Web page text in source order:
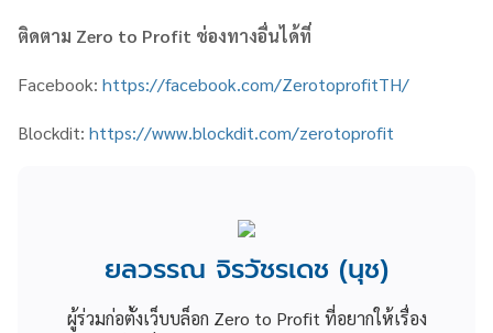
ติดตาม Zero to Profit ช่องทางอื่นได้ที่
Facebook: https://facebook.com/ZerotoprofitTH/
Blockdit: https://www.blockdit.com/zerotoprofit
ยลวรรณ จิรวัชรเดช (นุช)
ผู้ร่วมก่อตั้งเว็บบล็อก Zero to Profit ที่อยากให้เรื่อง